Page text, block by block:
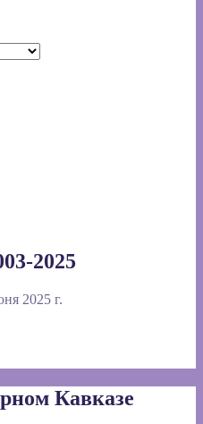
2025
2025 г.
Кавказе